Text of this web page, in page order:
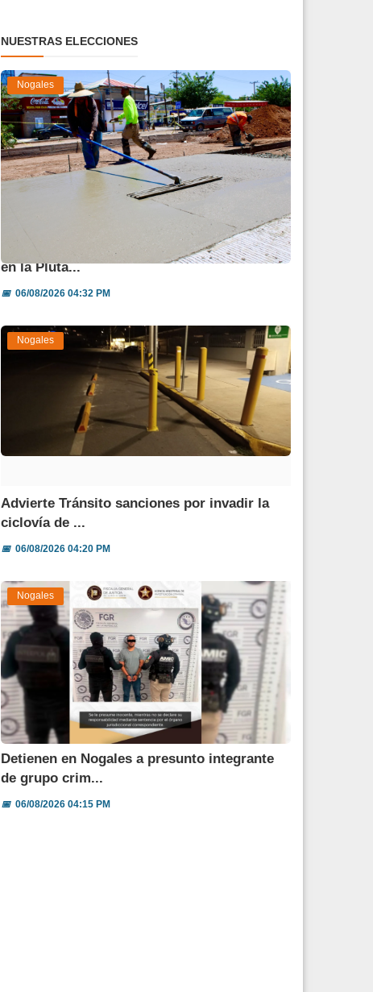
NUESTRAS ELECCIONES
Nogales
Avanza 45 % obra de reparación del socavón
en la Pluta...
📅06/08/2026 04:32 PM
Nogales
Advierte Tránsito sanciones por invadir la
ciclovía de ...
📅06/08/2026 04:20 PM
Nogales
Detienen en Nogales a presunto integrante
de grupo crim...
📅06/08/2026 04:15 PM